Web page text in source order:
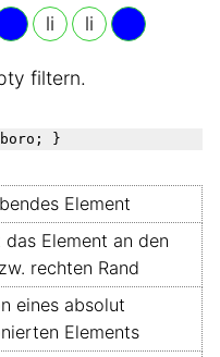
li li
filtern.
Element
Element an den
rechten Rand
eines absolut
Elements